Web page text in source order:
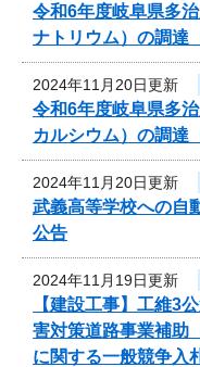
令和6年度岐阜県多
ナトリウム）の調達
2024年11月20日更新
令和6年度岐阜県多
カルシウム）の調達
2024年11月20日更新
武義高等学校への自
公告
2024年11月19日更新
【建設工事】工維
害対策道路事業補助
に関する一般競争入